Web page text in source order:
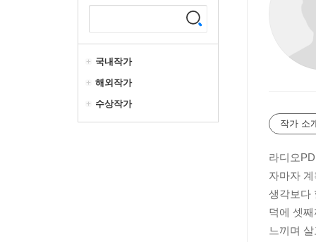
국내작가
해외작가
수상작가
작가 소
라디오
자마자
생각보다
덕에 셋
느끼며